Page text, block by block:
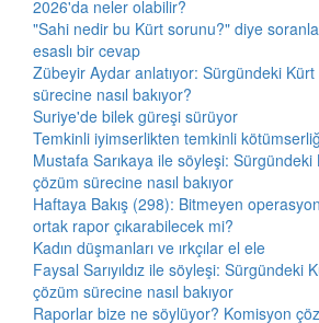
2026'da neler olabilir?
"Sahi nedir bu Kürt sorunu?" diye
esaslı bir cevap
Zübeyir Aydar anlatıyor: Sürgündeki
sürecine nasıl bakıyor?
Suriye'de bilek güreşi sürüyor
Temkinli iyimserlikten temkinli
Mustafa Sarıkaya ile söyleşi:
çözüm sürecine nasıl bakıyor
Haftaya Bakış (298): Bitmeyen
ortak rapor çıkarabilecek mi?
Kadın düşmanları ve ırkçılar el ele
Faysal Sarıyıldız ile söyleşi: Sürgündeki
çözüm sürecine nasıl bakıyor
Raporlar bize ne söylüyor? Komisyon